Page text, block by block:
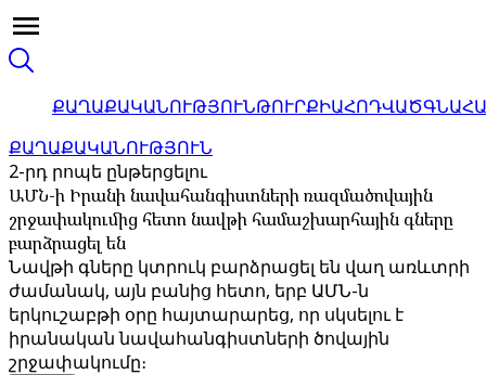
ՔԱՂԱՔԱԿԱՆՈՒԹՅՈՒՆԹՈՒՐՔԻԱՀՈԴՎԱԾ
ՔԱՂԱՔԱԿԱՆՈՒԹՅՈՒՆ
2-րդ րոպե ընթերցելու
ԱՄՆ-ի Իրանի նավահանգիստների ռազմածովային
շրջափակումից հետո նավթի համաշխարհային գները
բարձրացել են
Նավթի գները կտրուկ բարձրացել են վաղ առևտրի
ժամանակ, այն բանից հետո, երբ ԱՄՆ-ն
երկուշաբթի օրը հայտարարեց, որ սկսելու է
իրանական նավահանգիստների ծովային
շրջափակումը։